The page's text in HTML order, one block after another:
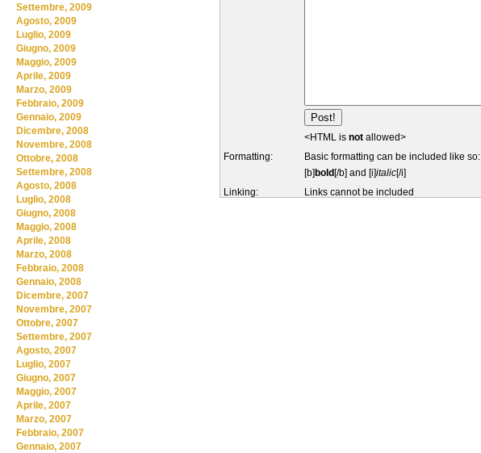
<HTML is not allowed>
Formatting:
Basic formatting can be included like so:
[b] bold [/b] and [i]italic[/i]
Linking:
Links cannot be included
Settembre, 2009
Agosto, 2009
Luglio, 2009
Giugno, 2009
Maggio, 2009
Aprile, 2009
Marzo, 2009
Febbraio, 2009
Gennaio, 2009
Dicembre, 2008
Novembre, 2008
Ottobre, 2008
Settembre, 2008
Agosto, 2008
Luglio, 2008
Giugno, 2008
Maggio, 2008
Aprile, 2008
Marzo, 2008
Febbraio, 2008
Gennaio, 2008
Dicembre, 2007
Novembre, 2007
Ottobre, 2007
Settembre, 2007
Agosto, 2007
Luglio, 2007
Giugno, 2007
Maggio, 2007
Aprile, 2007
Marzo, 2007
Febbraio, 2007
Gennaio, 2007